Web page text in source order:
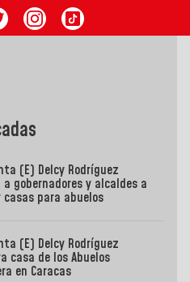
(E) Delcy Rodríguez
gobernadores y alcaldes a
para abuelos
(E) Delcy Rodríguez
casa de los Abuelos
en Caracas